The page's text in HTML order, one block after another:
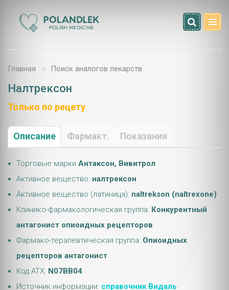
Главная Поиск аналогов лекарств
Налтрексон
Только по рецету
Описание Фармакт. Показания
Торговые марки Антаксон, Вивитрол
Активное вещество: налтрексон
Активное вещество (латиница): naltrekson (naltrexone)
Клинико-фармакологическая группа: Конкурентный
антагонист опиоидных рецепторов
Фармако-терапевтическая группа: Опиоидных
рецепторов антагонист
Код АТХ: N07BB04
Источник информации: справочник Видаль